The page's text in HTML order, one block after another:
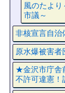
風のたより
市議～
非核宣言自治
原水爆被害者
★金沢市庁舎
不許可違憲！